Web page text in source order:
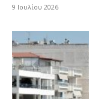
9 Ιουλίου 2026